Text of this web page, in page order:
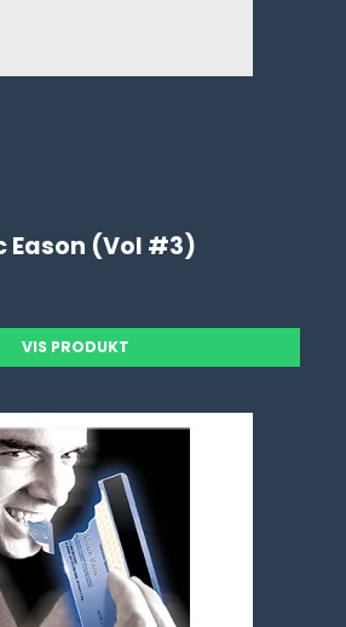
Eason (Vol #3)
VIS PRODUKT